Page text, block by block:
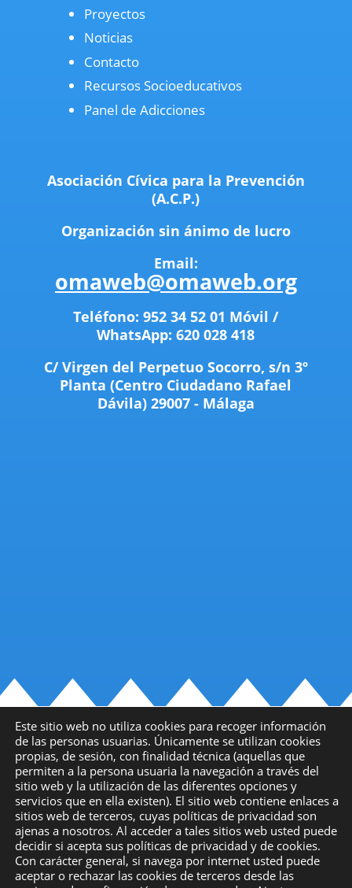
Proyectos
Noticias
Contacto
Recursos Socioeducativos
Panel de Adicciones
Asociación Cívica para la Prevención
(A.C.P.)
Organización sin ánimo de lucro
Email:
omaweb@omaweb.org
Teléfono: 952 34 52 01 Móvil /
WhatsApp: 620 028 418
C/ Virgen del Perpetuo Socorro, s/n 3º
Planta (Centro Ciudadano Rafael
Dávila)29007 - Málaga
© 2022-2025ACP Málaga– Asociación Cívica para la
Prevención –COLABORA
Política de Privacidad |Política de Cookies
Desarrollado porSoyDigital Network, S.L.U.
Este sitio web no utiliza cookies para recoger información
de las personas usuarias. Únicamente se utilizan cookies
propias, de sesión, con finalidad técnica (aquellas que
permiten a la persona usuaria la navegación a través del
sitio web y la utilización de las diferentes opciones y
servicios que en ella existen). El sitio web contiene enlaces a
sitios web de terceros, cuyas políticas de privacidad son
ajenas a nosotros. Al acceder a tales sitios web usted puede
decidir si acepta sus políticas de privacidad y de cookies.
Con carácter general, si navega por internet usted puede
aceptar o rechazar las cookies de terceros desde las